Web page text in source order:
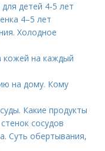
детей 4-5 лет
4–5 лет
Холодное
кожей на каждый
на дому. Кому
Какие продукты
сосудов
Суть обертывания,